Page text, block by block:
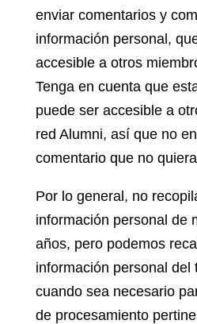
enviar comentarios y
información personal,
accesible a otros
Tenga en cuenta que
puede ser accesible a
red Alumni, así que no
comentario que no
Por lo general, no
información personal de
años, pero podemos
información personal del
cuando sea necesario
de procesamiento